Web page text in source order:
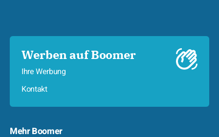
Werben auf Boomer
Ihre Werbung
Kontakt
Mehr Boomer